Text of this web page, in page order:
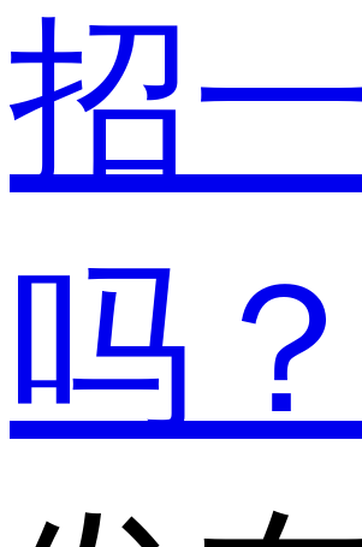
招
吗？